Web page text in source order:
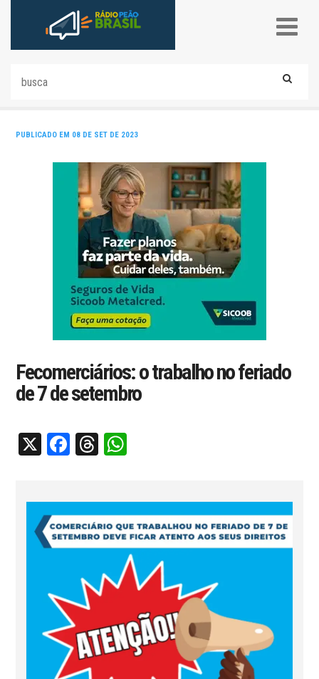
PUBLICADO EM 08 DE SET DE 2023
Fecomerciários: o trabalho no feriado
de 7 de setembro
X Facebook
Threads